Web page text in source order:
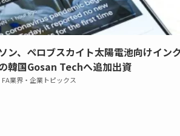
ン、ペロブスカイト太陽電池向けイン
韓国Gosan Techへ追加出資
FA業界・企業トピックス